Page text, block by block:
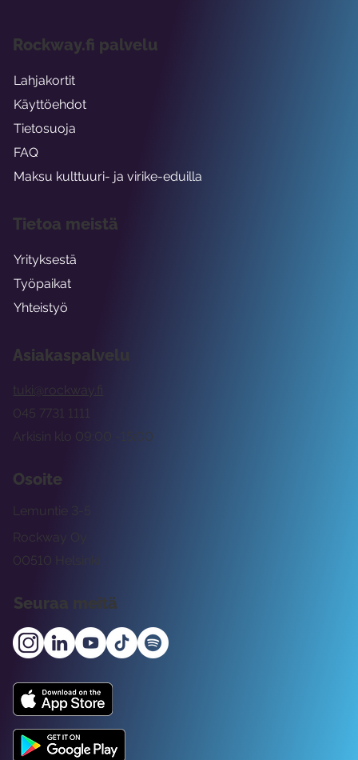
Asiakaspalvelu
tuki@rockway.fi
Arkisin klo 09:00 -15:00
045 7731 1111
Osoite
Rockway Oy
Lemuntie 3-5
00510 Helsinki
Seuraa meitä
Rockway.fi palvelu
Lahjakortit
Käyttöehdot
Tietosuoja
FAQ
Maksu kulttuuri- ja virike-eduilla
Tietoa meistä
Yrityksestä
Työpaikat
Yhteistyö